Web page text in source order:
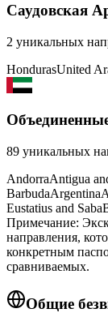
Саудовская
2 уникальных
HondurasUnited
89 уникальных
AndorraAntigua
BarbudaArgentina
Eustatius and Saba
Примечание:
направления,
конкретным
сравниваемых.
Общие